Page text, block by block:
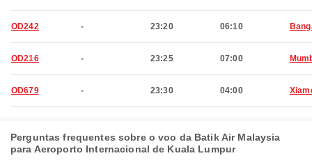
OD242 - 23:20 06:10
OD216 - 23:25 07:00
OD679 - 23:30 04:00
Perguntas frequentes sobre o voo da Batik Air Malaysia
para Aeroporto Internacional de Kuala Lumpur